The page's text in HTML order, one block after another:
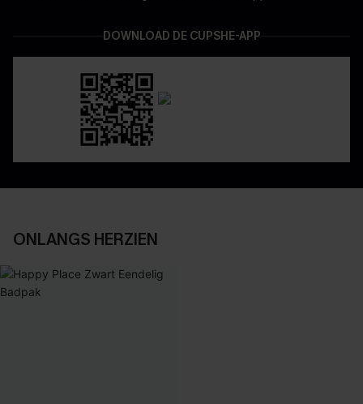
DOWNLOAD DE CUPSHE-APP
ONLANGS HERZIEN